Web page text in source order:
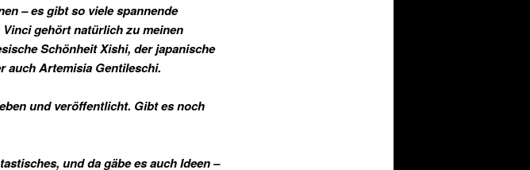
– es gibt so viele spannende
gehört natürlich zu meinen
Schönheit Xishi, der japanische
auch Artemisia Gentileschi.
und veröffentlicht. Gibt es noch
und da gäbe es auch Ideen –